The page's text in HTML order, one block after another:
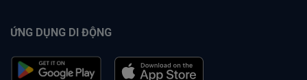
ỨNG DỤNG DI ĐỘNG